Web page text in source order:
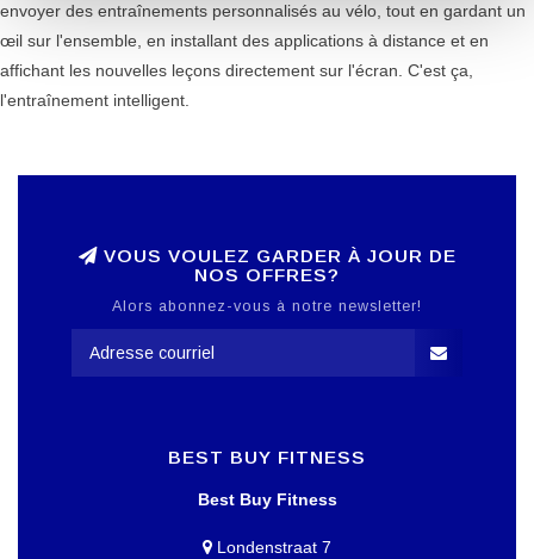
envoyer des entraînements personnalisés au vélo, tout en gardant un
œil sur l'ensemble, en installant des applications à distance et en
affichant les nouvelles leçons directement sur l'écran. C'est ça,
l'entraînement intelligent.
VOUS VOULEZ GARDER À JOUR DE
NOS OFFRES?
Alors abonnez-vous à notre newsletter!
BEST BUY FITNESS
Best Buy Fitness
Londenstraat 7